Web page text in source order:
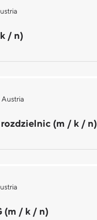
/ n)
Austria
(m / k / n)
(m / k / n)